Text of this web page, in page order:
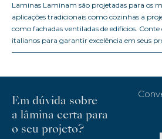
Laminas Laminam são projetadas para os
aplicações tradicionais como cozinhas a
como fachadas ventiladas de edifícios.
italianos para garantir excelência em seus
Em dúvida sobre
a lâmina certa para
o seu projeto?